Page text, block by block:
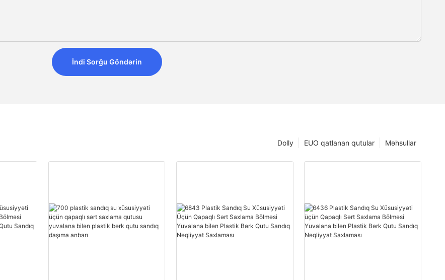
İndi Sorğu Göndərin
Məhsullar
EUO qatlanan qutular
Dolly